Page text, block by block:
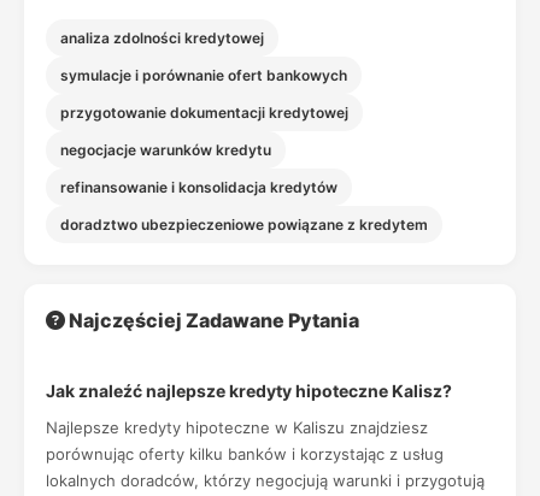
analiza zdolności kredytowej
symulacje i porównanie ofert bankowych
przygotowanie dokumentacji kredytowej
negocjacje warunków kredytu
refinansowanie i konsolidacja kredytów
doradztwo ubezpieczeniowe powiązane z kredytem
Najczęściej Zadawane Pytania
Jak znaleźć najlepsze kredyty hipoteczne Kalisz?
Najlepsze kredyty hipoteczne w Kaliszu znajdziesz
porównując oferty kilku banków i korzystając z usług
lokalnych doradców, którzy negocjują warunki i przygotują